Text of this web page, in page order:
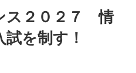
ス２０２７ 情
を制す！